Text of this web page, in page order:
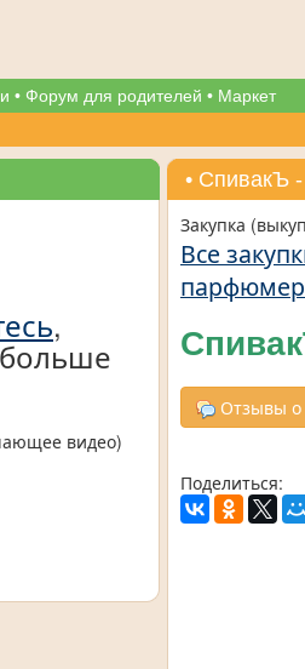
• Форум для родителей • Маркет
,
видео)
• СпивакЪ
Закупка
Все
Отзывы о
Поделиться: